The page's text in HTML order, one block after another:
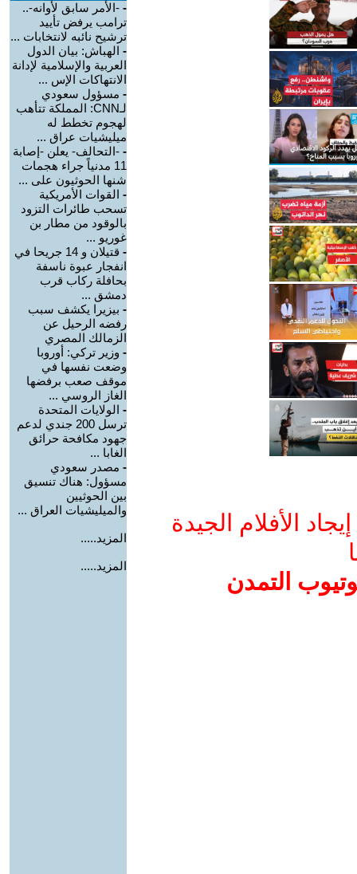
الأفلام الجيدة
التمدن
- -الأمر سابق لأوانه-..
ترامب يرفض تأييد
ترشيح نائبه لانتخابات ...
- الهباش: بيان الدول
العربية والإسلامية لإدانة
الانتهاكات الإس ...
- مسؤول سعودي
لـCNN: المملكة تتأهب
لهجوم تخطط له
ميليشيات عراق ...
- -التحالف- يعلن -إصابة
11 مدنياً جراء هجمات
شنها الحوثيون على ...
- القوات الأمريكية
تسحب طائرات التزود
بالوقود من مطار بن
غوريو ...
-
قتيلان و 14 جريحا في
انفجار عبوة ناسفة
بحافلة ركاب قرب
دمشق ...
- بيزيرا يكشف سبب
رفضه الرحيل عن
الزمالك المصري
- وزير تركي: أوروبا
وضعت نفسها في
موقف صعب برفضها
الغاز الروسي ...
- الولايات المتحدة
ترسل 200 جندي لدعم
جهود مكافحة حرائق
الغابا ...
- مصدر سعودي
مسؤول: هناك تنسيق
بين الحوثيين
والميليشيات العراق ...
المزيد.....
المزيد.....